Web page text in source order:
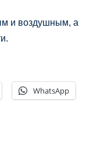
и воздушным, а
WhatsApp